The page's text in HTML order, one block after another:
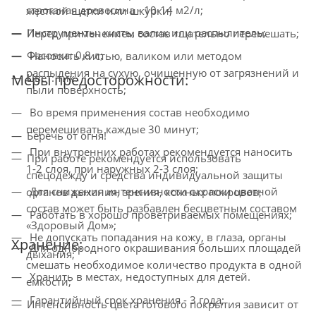
строганая древесина - 10-14 м2/л;
Инструменты: кисть, валик или распылитель;
Фасовка: 0,8 л;
Цвет: тик.
жесткой щетки или шкурки;
Перед применением состав тщательно перемешать;
Наносить кистью, валиком или методом
распыления на сухую, очищенную от загрязнений и
пыли поверхность;
Во время применения состав необходимо
перемешивать каждые 30 минут;
При внутренних работах рекомендуется наносить
1-2 слоя, при наружных 2-3 слоя;
Для снижения интенсивности окраски цветной
состав может быть разбавлен бесцветным составом
«Здоровый Дом»;
Для однородного окрашивания больших площадей
смешать необходимое количество продукта в одной
емкости;
Интенсивность цвета готового покрытия зависит от
Меры предосторожности:
Беречь от огня!
При работе рекомендуется использовать
спецодежду и средства индивидуальной защиты
органов дыхания, зрения, кожных покровов;
Работать в хорошо проветриваемых помещениях;
Не допускать попадания на кожу, в глаза, органы
дыхания;
Хранить в местах, недоступных для детей.
Хранение:
Гарантийный срок хранения - 3 года;